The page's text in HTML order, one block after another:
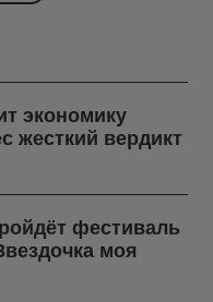
экономику
жесткий вердикт
фестиваль
моя